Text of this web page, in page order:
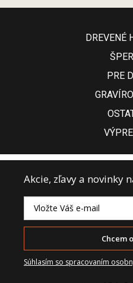
DREVENÉ
PRE
Akcie, zľavy a novinky
Chcem
Súhlasím so spracovaním